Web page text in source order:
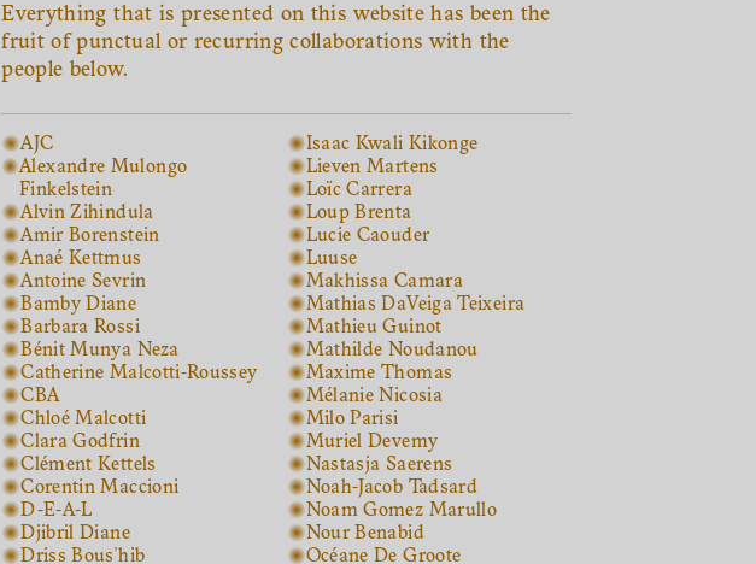
Everything that is presented on this website has been the
fruit of punctual or recurring collaborations with the
people below.
AJC
Alexandre Mulongo
Finkelstein
Alvin Zihindula
Amir Borenstein
Anaé Kettmus
Antoine Sevrin
Bamby Diane
Barbara Rossi
Bénit Munya Neza
Catherine Malcotti-Roussey
CBA
Chloé Malcotti
Clara Godfrin
Clément Kettels
Corentin Maccioni
D-E-A-L
Djibril Diane
Driss Bous'hib
Isaac Kwali Kikonge
Lieven Martens
Loïc Carrera
Loup Brenta
Lucie Caouder
Luuse
Makhissa Camara
Mathias DaVeiga Teixeira
Mathieu Guinot
Mathilde Noudanou
Maxime Thomas
Mélanie Nicosia
Milo Parisi
Muriel Devemy
Nastasja Saerens
Noah-Jacob Tadsard
Noam Gomez Marullo
Nour Benabid
Océane De Groote